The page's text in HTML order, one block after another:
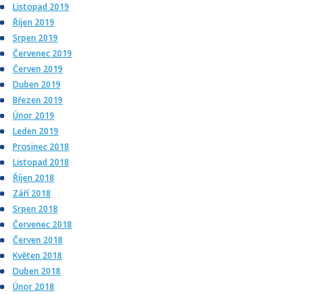
Listopad 2019
Říjen 2019
Srpen 2019
Červenec 2019
Červen 2019
Duben 2019
Březen 2019
Únor 2019
Leden 2019
Prosinec 2018
Listopad 2018
Říjen 2018
Září 2018
Srpen 2018
Červenec 2018
Červen 2018
Květen 2018
Duben 2018
Únor 2018